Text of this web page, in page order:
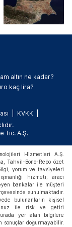
altın ne kadar?
kaç lira?
KVKK
Tic. A.Ş.
Hizmetleri A.Ş.
Tahvil-Bono-Repo özet
yorum ve tavsiyeleri
hizmeti; aracı
bankalar ile müşteri
sunulmaktadır.
bulunanların kişisel
ile risk ve getiri
yer alan bilgilere
sonuçlar doğurmayabilir.